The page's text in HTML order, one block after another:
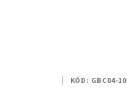
KÓD: GBC04-10